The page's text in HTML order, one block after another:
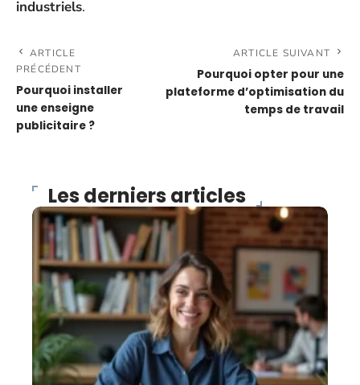
industriels.
ARTICLE
PRÉCÉDENT
Pourquoi installer
une enseigne
publicitaire ?
ARTICLE SUIVANT
Pourquoi opter pour une
plateforme d’optimisation du
temps de travail
Les derniers articles